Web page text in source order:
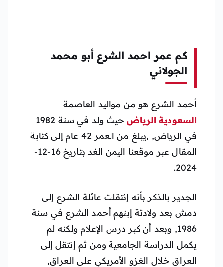
كم عمر احمد الشرع أبو محمد
الجولاني
أحمد الشرع هو من مواليد العاصمة
السعودية الرياض
حيث ولد في سنة 1982
في الرياض, ,يبلغ من العمر 42 عام إلى كتابة
المقال عبر موقعنا اليمن الغد بتاريخ 16-12-
2024.
الجدير بالذكر بأنه إنتقلت عائلة الشرع إلى
دمش بعد ولادتة إبنهم أحمد الشرع في سنة
1986, وبعد أن كبر درس الإعلام ولكنه لم
يكمل الدراسة الجامعية ومن ثم إنتقل إلى
العراق خلال الغزو الأمريكي على العراق,